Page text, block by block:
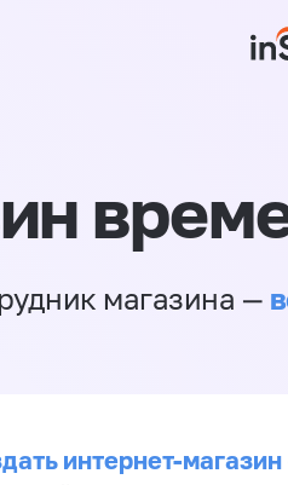
магазина —
интернет-магазин